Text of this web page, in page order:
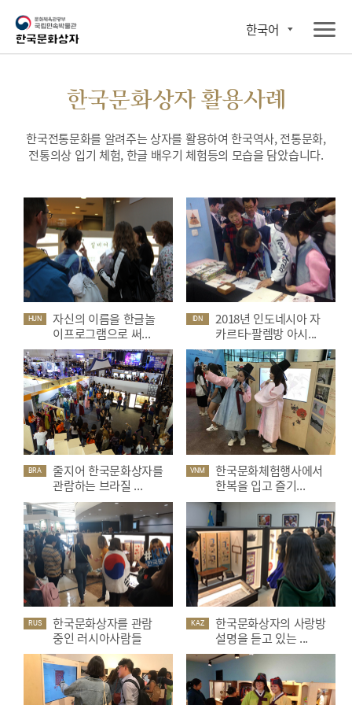
한국어
한국문화상자 활용사례
한국전통문화를 알려주는 상자를 활용하여 한국역사, 전통문화,
전통의상 입기 체험, 한글 배우기 체험등의 모습을 담았습니다.
HUN
자신의 이름을 한글놀
이프로그램으로 써...
IDN
2018년 인도네시아 자
카르타-팔렘방 아시...
BRA
줄지어 한국문화상자를
관람하는 브라질 ...
VNM
한국문화체험행사에서
한복을 입고 즐기...
RUS
한국문화상자를 관람
중인 러시아사람들
KAZ
한국문화상자의 사랑방
설명을 듣고 있는 ...